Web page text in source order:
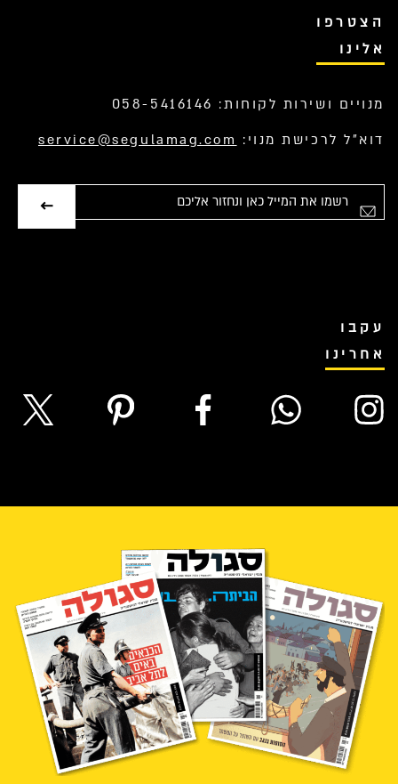
הצטרפו
אלינו
מנויים ושירות לקוחות: 058-5416146
דוא”ל לרכישת מנוי: service@segulamag.com
עקבו
אחרינו